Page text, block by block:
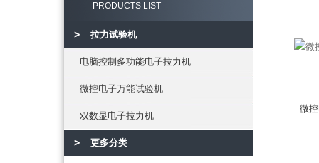
PRODUCTS LIST
拉力试验机
电脑控制多功能电子拉力机
微控电子万能试验机
双数显电子拉力机
更多分类
微